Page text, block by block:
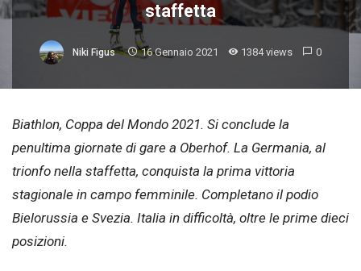
staffetta
Niki Figus 16 Gennaio 2021 1384 views 0
Biathlon, Coppa del Mondo 2021. Si conclude la
penultima giornate di gare a Oberhof. La Germania, al
trionfo nella staffetta, conquista la prima vittoria
stagionale in campo femminile. Completano il podio
Bielorussia e Svezia. Italia in difficoltà, oltre le prime dieci
posizioni.